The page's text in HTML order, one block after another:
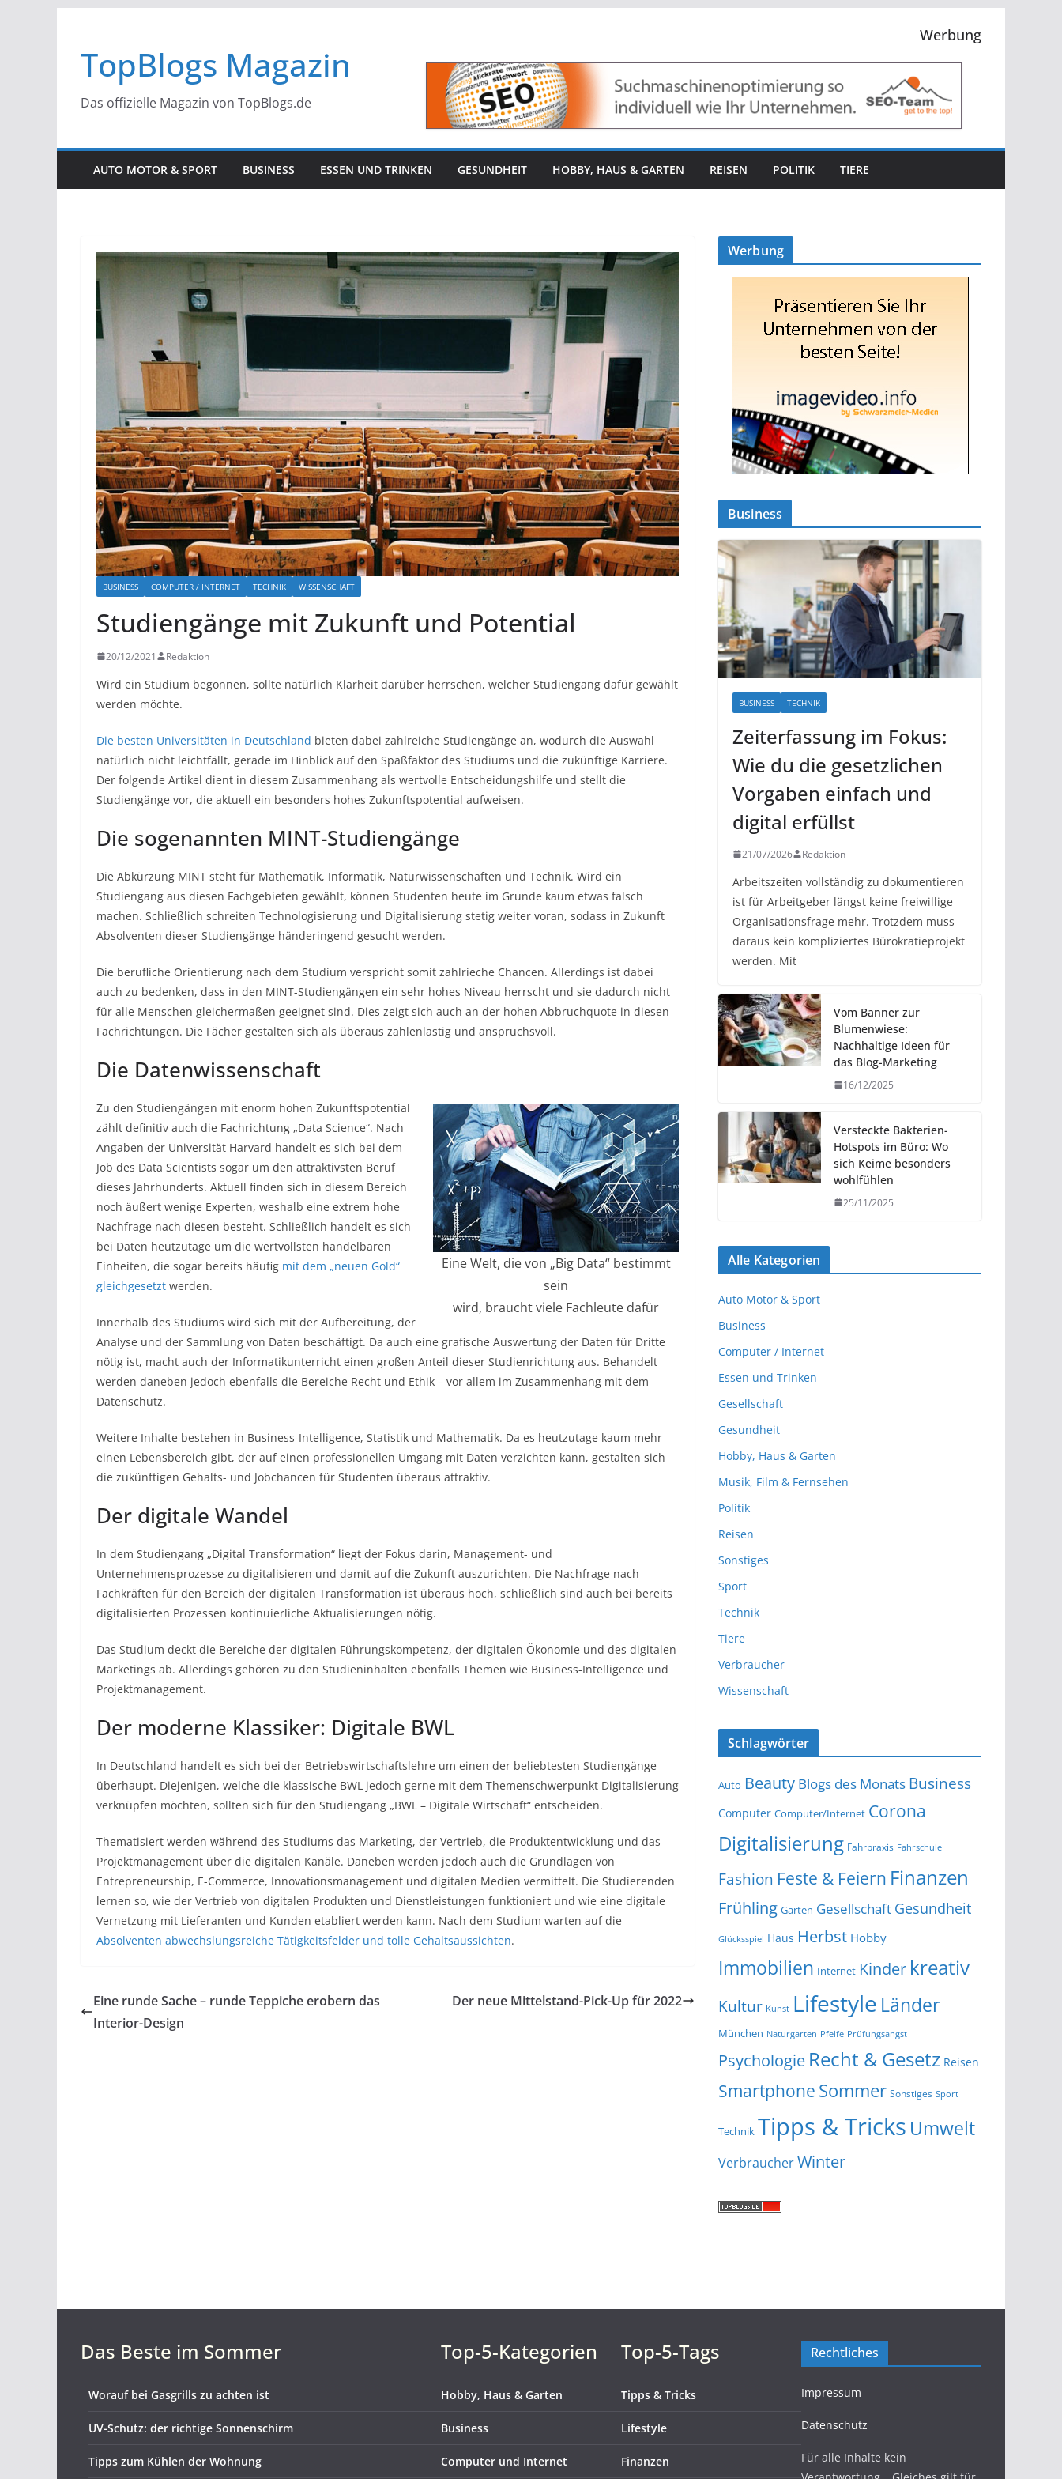
springen
TopBlogs Magazin
Das offizielle Magazin von TopBlogs.de
Werbung
AUTO MOTOR & SPORT BUSINESS ESSEN UND TRINKEN GESUNDHEIT HOBBY, HAUS & GARTEN REISEN POLITIK TIERE
BUSINESS COMPUTER / INTERNET TECHNIK WISSENSCHAFT
Studiengänge mit Zukunft und Potential
20/12/2021 Redaktion
Wird ein Studium begonnen, sollte natürlich Klarheit darüber herrschen, welcher Studiengang dafür gewählt
werden möchte.
Die besten Universitäten in Deutschland bieten dabei zahlreiche Studiengänge an, wodurch die Auswahl
natürlich nicht leichtfällt, gerade im Hinblick auf den Spaßfaktor des Studiums und die zukünftige Karriere.
Der folgende Artikel dient in diesem Zusammenhang als wertvolle Entscheidungshilfe und stellt die
Studiengänge vor, die aktuell ein besonders hohes Zukunftspotential aufweisen.
Die sogenannten MINT-Studiengänge
Die Abkürzung MINT steht für Mathematik, Informatik, Naturwissenschaften und Technik. Wird ein
Studiengang aus diesen Fachgebieten gewählt, können Studenten heute im Grunde kaum etwas falsch
machen. Schließlich schreiten Technologisierung und Digitalisierung stetig weiter voran, sodass in Zukunft
Absolventen dieser Studiengänge händeringend gesucht werden.
Die berufliche Orientierung nach dem Studium verspricht somit zahlrieche Chancen. Allerdings ist dabei
auch zu bedenken, dass in den MINT-Studiengängen ein sehr hohes Niveau herrscht und sie dadurch nicht
für alle Menschen gleichermaßen geeignet sind. Dies zeigt sich auch an der hohen Abbruchquote in diesen
Fachrichtungen. Die Fächer gestalten sich als überaus zahlenlastig und anspruchsvoll.
Die Datenwissenschaft
Eine Welt, die von „Big Data“ bestimmt
sein
wird, braucht viele Fachleute dafür
Zu den Studiengängen mit enorm hohen Zukunftspotential
zählt definitiv auch die Fachrichtung „Data Science“. Nach
Angaben der Universität Harvard handelt es sich bei dem
Job des Data Scientists sogar um den attraktivsten Beruf
dieses Jahrhunderts. Aktuell finden sich in diesem Bereich
noch äußert wenige Experten, weshalb eine extrem hohe
Nachfrage nach diesen besteht. Schließlich handelt es sich
bei Daten heutzutage um die wertvollsten handelbaren
Einheiten, die sogar bereits häufig mit dem „neuen Gold“
gleichgesetzt werden.
Innerhalb des Studiums wird sich mit der Aufbereitung, der
Analyse und der Sammlung von Daten beschäftigt. Da auch eine grafische Auswertung der Daten für Dritte
nötig ist, macht auch der Informatikunterricht einen großen Anteil dieser Studienrichtung aus. Behandelt
werden daneben jedoch ebenfalls die Bereiche Recht und Ethik – vor allem im Zusammenhang mit dem
Datenschutz.
Weitere Inhalte bestehen in Business-Intelligence, Statistik und Mathematik. Da es heutzutage kaum mehr
einen Lebensbereich gibt, der auf einen professionellen Umgang mit Daten verzichten kann, gestalten sich
die zukünftigen Gehalts- und Jobchancen für Studenten überaus attraktiv.
Der digitale Wandel
In dem Studiengang „Digital Transformation“ liegt der Fokus darin, Management- und
Unternehmensprozesse zu digitalisieren und damit auf die Zukunft auszurichten. Die Nachfrage nach
Fachkräften für den Bereich der digitalen Transformation ist überaus hoch, schließlich sind auch bei bereits
digitalisierten Prozessen kontinuierliche Aktualisierungen nötig.
Das Studium deckt die Bereiche der digitalen Führungskompetenz, der digitalen Ökonomie und des digitalen
Marketings ab. Allerdings gehören zu den Studieninhalten ebenfalls Themen wie Business-Intelligence und
Projektmanagement.
Der moderne Klassiker: Digitale BWL
In Deutschland handelt es sich bei der Betriebswirtschaftslehre um einen der beliebtesten Studiengänge
überhaupt. Diejenigen, welche die klassische BWL jedoch gerne mit dem Themenschwerpunkt Digitalisierung
verknüpfen möchten, sollten sich für den Studiengang „BWL – Digitale Wirtschaft“ entscheiden.
Thematisiert werden während des Studiums das Marketing, der Vertrieb, die Produktentwicklung und das
Projektmanagement über die digitalen Kanäle. Daneben werden jedoch auch die Grundlagen von
Entrepreneurship, E-Commerce, Innovationsmanagement und digitalen Medien vermittelt. Die Studierenden
lernen so, wie der Vertrieb von digitalen Produkten und Dienstleistungen funktioniert und wie eine digitale
Vernetzung mit Lieferanten und Kunden etabliert werden kann. Nach dem Studium warten auf die
Absolventen abwechslungsreiche Tätigkeitsfelder und tolle Gehaltsaussichten.
Eine runde Sache – runde Teppiche erobern das
Interior-Design
Der neue Mittelstand-Pick-Up für 2022
Werbung
Business
BUSINESS TECHNIK
Zeiterfassung im Fokus:
Wie du die gesetzlichen
Vorgaben einfach und
digital erfüllst
21/07/2026 Redaktion
Arbeitszeiten vollständig zu dokumentieren
ist für Arbeitgeber längst keine freiwillige
Organisationsfrage mehr. Trotzdem muss
daraus kein kompliziertes Bürokratieprojekt
werden. Mit
Vom Banner zur
Blumenwiese:
Nachhaltige Ideen für
das Blog-Marketing
16/12/2025
Versteckte Bakterien-
Hotspots im Büro: Wo
sich Keime besonders
wohlfühlen
25/11/2025
Alle Kategorien
Auto Motor & Sport
Business
Computer / Internet
Essen und Trinken
Gesellschaft
Gesundheit
Hobby, Haus & Garten
Musik, Film & Fernsehen
Politik
Reisen
Sonstiges
Sport
Technik
Tiere
Verbraucher
Wissenschaft
Schlagwörter
Auto Beauty Blogs des Monats Business
Computer Computer/Internet Corona
Digitalisierung Fahrpraxis Fahrschule
Fashion Feste & Feiern Finanzen
Frühling Garten Gesellschaft Gesundheit
Glücksspiel Haus Herbst Hobby
Immobilien Internet Kinder kreativ
Kultur Kunst Lifestyle Länder
München Naturgarten Pfeife Prüfungsangst
Psychologie Recht & Gesetz Reisen
Smartphone Sommer Sonstiges Sport
Technik Tipps & Tricks Umwelt
VerbraucherWinter
Das Beste im Sommer
Worauf bei Gasgrills zu achten ist
UV-Schutz: der richtige Sonnenschirm
Tipps zum Kühlen der Wohnung
Top-5-Kategorien
Hobby, Haus & Garten
Business
Computer und Internet
Top-5-Tags
Tipps & Tricks
Lifestyle
Finanzen
Rechtliches
Impressum
Datenschutz
Für alle Inhalte kein